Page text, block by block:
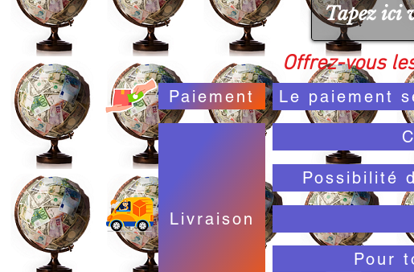
Offrez-vous
Paiement Le paiement
Livraison
Possibilité
Pour